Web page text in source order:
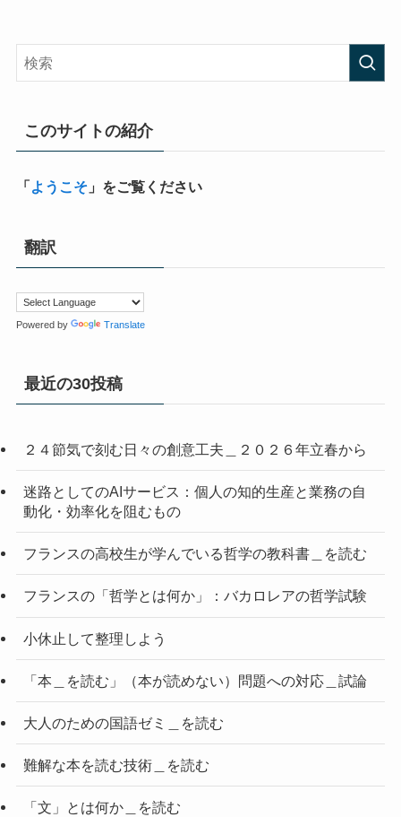
このサイトの紹介
「ようこそ」をご覧ください
翻訳
Powered by Translate
最近の30投稿
２４節気で刻む日々の創意工夫＿２０２６年立春から
迷路としてのAIサービス：個人の知的生産と業務の自
動化・効率化を阻むもの
フランスの高校生が学んでいる哲学の教科書＿を読む
フランスの「哲学とは何か」：バカロレアの哲学試験
小休止して整理しよう
「本＿を読む」（本が読めない）問題への対応＿試論
大人のための国語ゼミ＿を読む
難解な本を読む技術＿を読む
「文」とは何か＿を読む